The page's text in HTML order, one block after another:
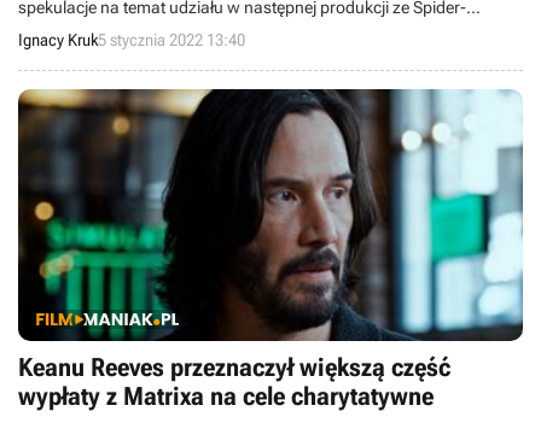
spekulacje na temat udziału w następnej produkcji ze Spider-
Manem.
Ignacy Kruk5 stycznia 2022 13:40
Keanu Reeves przeznaczył większą część
wypłaty z Matrixa na cele charytatywne